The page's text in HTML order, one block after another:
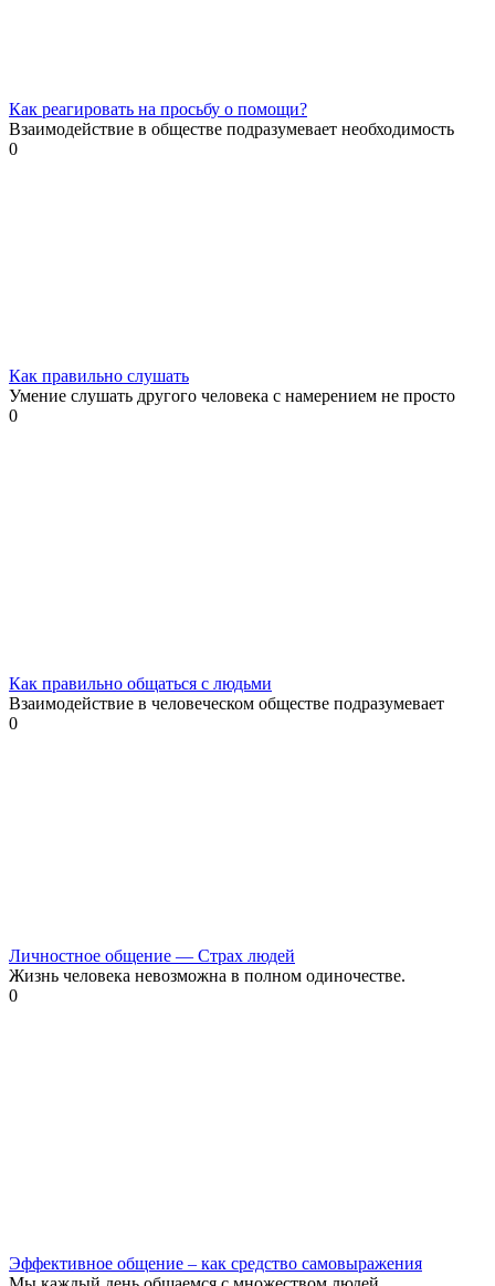
Как реагировать на просьбу о помощи?
Взаимодействие в обществе подразумевает необходимость
0
Как правильно слушать
Умение слушать другого человека с намерением не просто
0
Как правильно общаться с людьми
Взаимодействие в человеческом обществе подразумевает
0
Личностное общение — Страх людей
Жизнь человека невозможна в полном одиночестве.
0
Эффективное общение – как средство самовыражения